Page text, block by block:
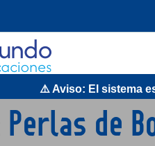
⚠️ Aviso: El sistema
Perlas de